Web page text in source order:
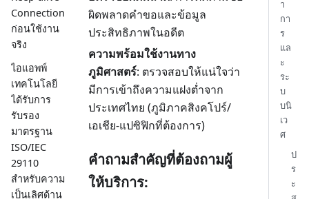
Connection
ก่อนใช้งาน
จริง
ไอแอพพ์
เทคโนโลยี
ได้รับการ
รับรอง
มาตรฐาน
ISO/IEC
29110
สำหรับความ
เป็นเลิศด้าน
ผิดพลาดคำขอและข้อมูล
ประสิทธิภาพในอดีต
ความพร้อมใช้งานทาง
ภูมิศาสตร์: ตรวจสอบให้แน่ใจว่า
มีการเข้าถึงความแฝงต่ำจาก
ประเทศไทย (ภูมิภาคสิงคโปร์/
เอเชีย-แปซิฟิกที่ต้องการ)
คำถามสำคัญที่ต้องถามผู้
ให้บริการ:
า
กา
ร
แล
ะ
ระ
บ
บนิ
เว
ศ
ป
ร
ะ